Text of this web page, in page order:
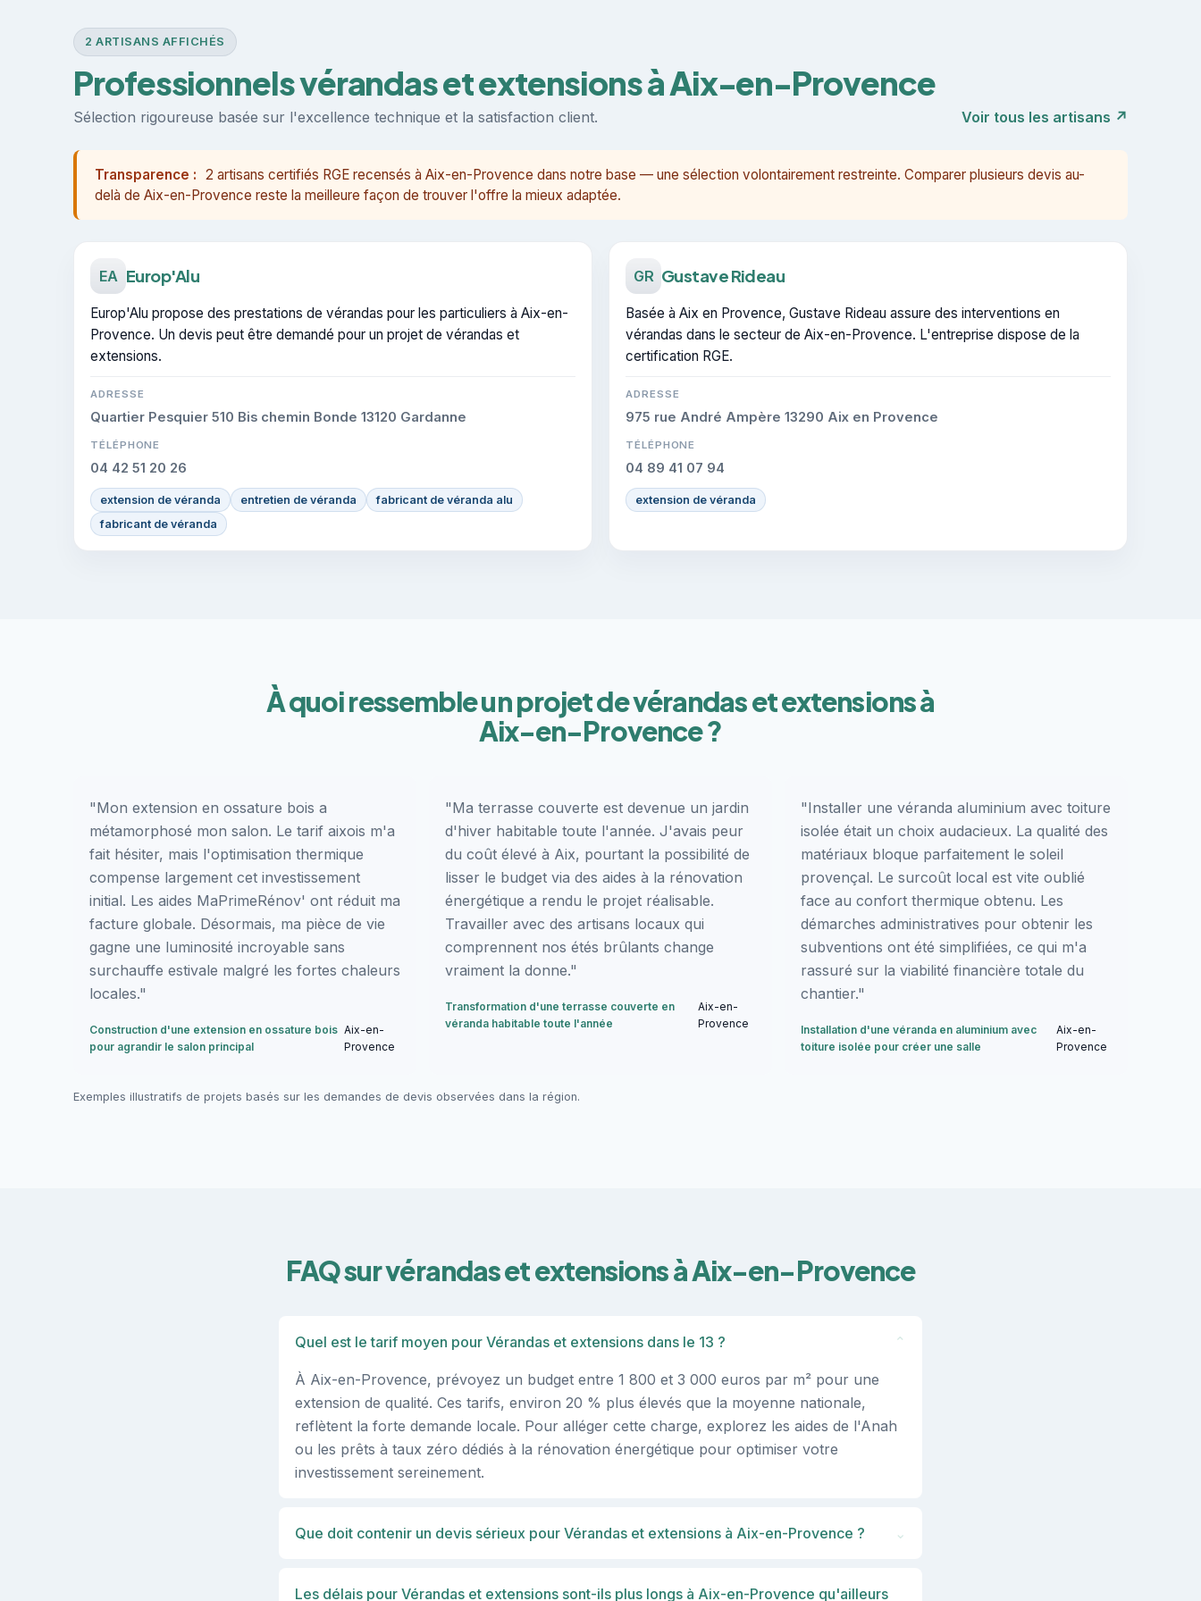
2 ARTISANS AFFICHÉS
Professionnels vérandas et extensions à Aix-en-Provence
Sélection rigoureuse basée sur l'excellence technique et la satisfaction client. Voir tous les artisans ↗
Transparence : 2 artisans certifiés RGE recensés à Aix-en-Provence dans notre base — une sélection volontairement restreinte. Comparer plusieurs devis au-
delà de Aix-en-Provence reste la meilleure façon de trouver l'offre la mieux adaptée.
EA Europ'Alu
Europ'Alu propose des prestations de vérandas pour les particuliers à Aix-en-
Provence. Un devis peut être demandé pour un projet de vérandas et
extensions.
ADRESSE
Quartier Pesquier 510 Bis chemin Bonde 13120 Gardanne
TÉLÉPHONE
04 42 51 20 26
extension de véranda entretien de véranda
fabricant de véranda alu
fabricant de véranda
GR Gustave Rideau
Basée à Aix en Provence, Gustave Rideau assure des interventions en
vérandas dans le secteur de Aix-en-Provence. L'entreprise dispose de la
certification RGE.
ADRESSE
975 rue André Ampère 13290 Aix en Provence
TÉLÉPHONE
04 89 41 07 94
extension de véranda
À quoi ressemble un projet de vérandas et extensions à
Aix-en-Provence ?
"Mon extension en ossature bois a
métamorphosé mon salon. Le tarif aixois m'a
fait hésiter, mais l'optimisation thermique
compense largement cet investissement
initial. Les aides MaPrimeRénov' ont réduit ma
facture globale. Désormais, ma pièce de vie
gagne une luminosité incroyable sans
surchauffe estivale malgré les fortes chaleurs
locales."
Construction d'une extension en ossature bois
pour agrandir le salon principal
Aix-en-
Provence
"Ma terrasse couverte est devenue un jardin
d'hiver habitable toute l'année. J'avais peur
du coût élevé à Aix, pourtant la possibilité de
lisser le budget via des aides à la rénovation
énergétique a rendu le projet réalisable.
Travailler avec des artisans locaux qui
comprennent nos étés brûlants change
vraiment la donne."
Transformation d'une terrasse couverte en
véranda habitable toute l'année
Aix-en-
Provence
"Installer une véranda aluminium avec toiture
isolée était un choix audacieux. La qualité des
matériaux bloque parfaitement le soleil
provençal. Le surcoût local est vite oublié
face au confort thermique obtenu. Les
démarches administratives pour obtenir les
subventions ont été simplifiées, ce qui m'a
rassuré sur la viabilité financière totale du
chantier."
Installation d'une véranda en aluminium avec
toiture isolée pour créer une salle
Aix-en-
Provence
Exemples illustratifs de projets basés sur les demandes de devis observées dans la région.
FAQ sur vérandas et extensions à Aix-en-Provence
Quel est le tarif moyen pour Vérandas et extensions dans le 13 ? ⌄
À Aix-en-Provence, prévoyez un budget entre 1 800 et 3 000 euros par m² pour une
extension de qualité. Ces tarifs, environ 20 % plus élevés que la moyenne nationale,
reflètent la forte demande locale. Pour alléger cette charge, explorez les aides de l'Anah
ou les prêts à taux zéro dédiés à la rénovation énergétique pour optimiser votre
investissement sereinement.
Que doit contenir un devis sérieux pour Vérandas et extensions à Aix-en-Provence ? ⌄
Les délais pour Vérandas et extensions sont-ils plus longs à Aix-en-Provence qu'ailleurs